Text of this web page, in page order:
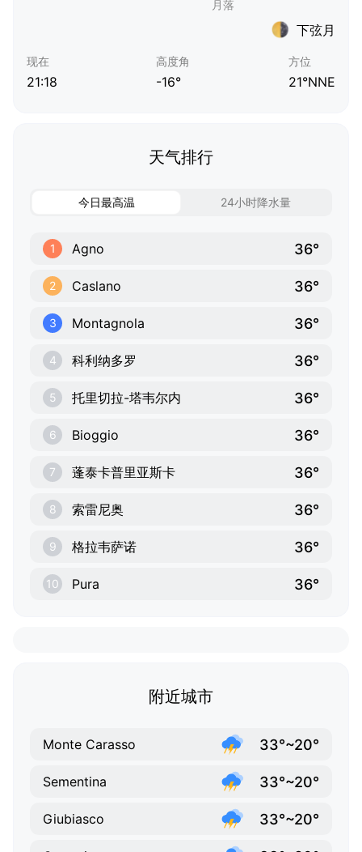
下弦月
现在
21:18
高度角
-16°
方位
21°NNE
天气排行
今日最高温 24小时降水量
1 Agno 36°
2 Caslano 36°
3 Montagnola 36°
4 科利纳多罗 36°
5 托里切拉-塔韦尔内 36°
6 Bioggio 36°
7 蓬泰卡普里亚斯卡 36°
8 索雷尼奥 36°
9 格拉韦萨诺 36°
10 Pura 36°
附近城市
Monte Carasso 33°~20°
Sementina 33°~20°
Giubiasco 33°~20°